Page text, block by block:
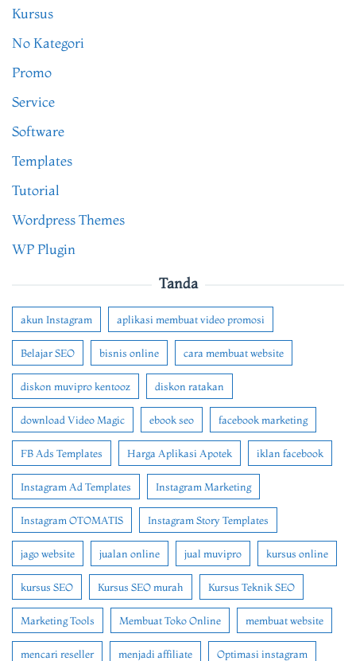
Kursus
No Kategori
Promo
Service
Software
Templates
Tutorial
Wordpress Themes
WP Plugin
Tanda
akun Instagram aplikasi membuat video promosi
Belajar SEO bisnis online cara membuat website
diskon muvipro kentooz diskon ratakan
download Video Magic ebook seo facebook marketing
FB Ads Templates Harga Aplikasi Apotek iklan facebook
Instagram Ad Templates Instagram Marketing
Instagram OTOMATIS Instagram Story Templates
jago website jualan online jual muvipro kursus online
kursus SEO Kursus SEO murah Kursus Teknik SEO
Marketing Tools Membuat Toko Online membuat website
mencari reseller menjadi affiliate Optimasi instagram